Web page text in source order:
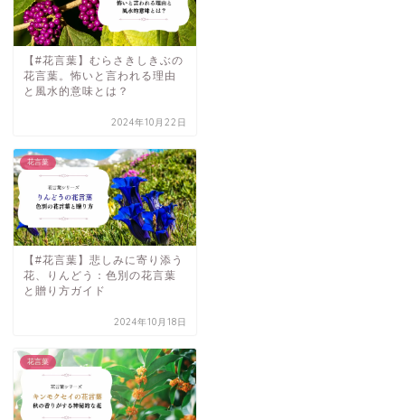
【#花言葉】むらさきしきぶの
花言葉。怖いと言われる理由
と風水的意味とは？
2024年10月22日
花言葉
【#花言葉】悲しみに寄り添う
花、りんどう：色別の花言葉
と贈り方ガイド
2024年10月18日
花言葉